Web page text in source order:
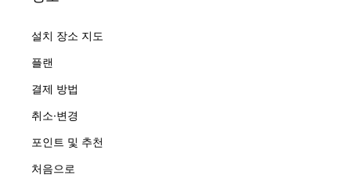
설치 장소 지도
플랜
결제 방법
취소·변경
포인트 및 추천
처음으로